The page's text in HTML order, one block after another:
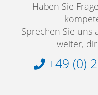
Haben Sie
Sprechen Sie uns
weiter,
+49 (0)